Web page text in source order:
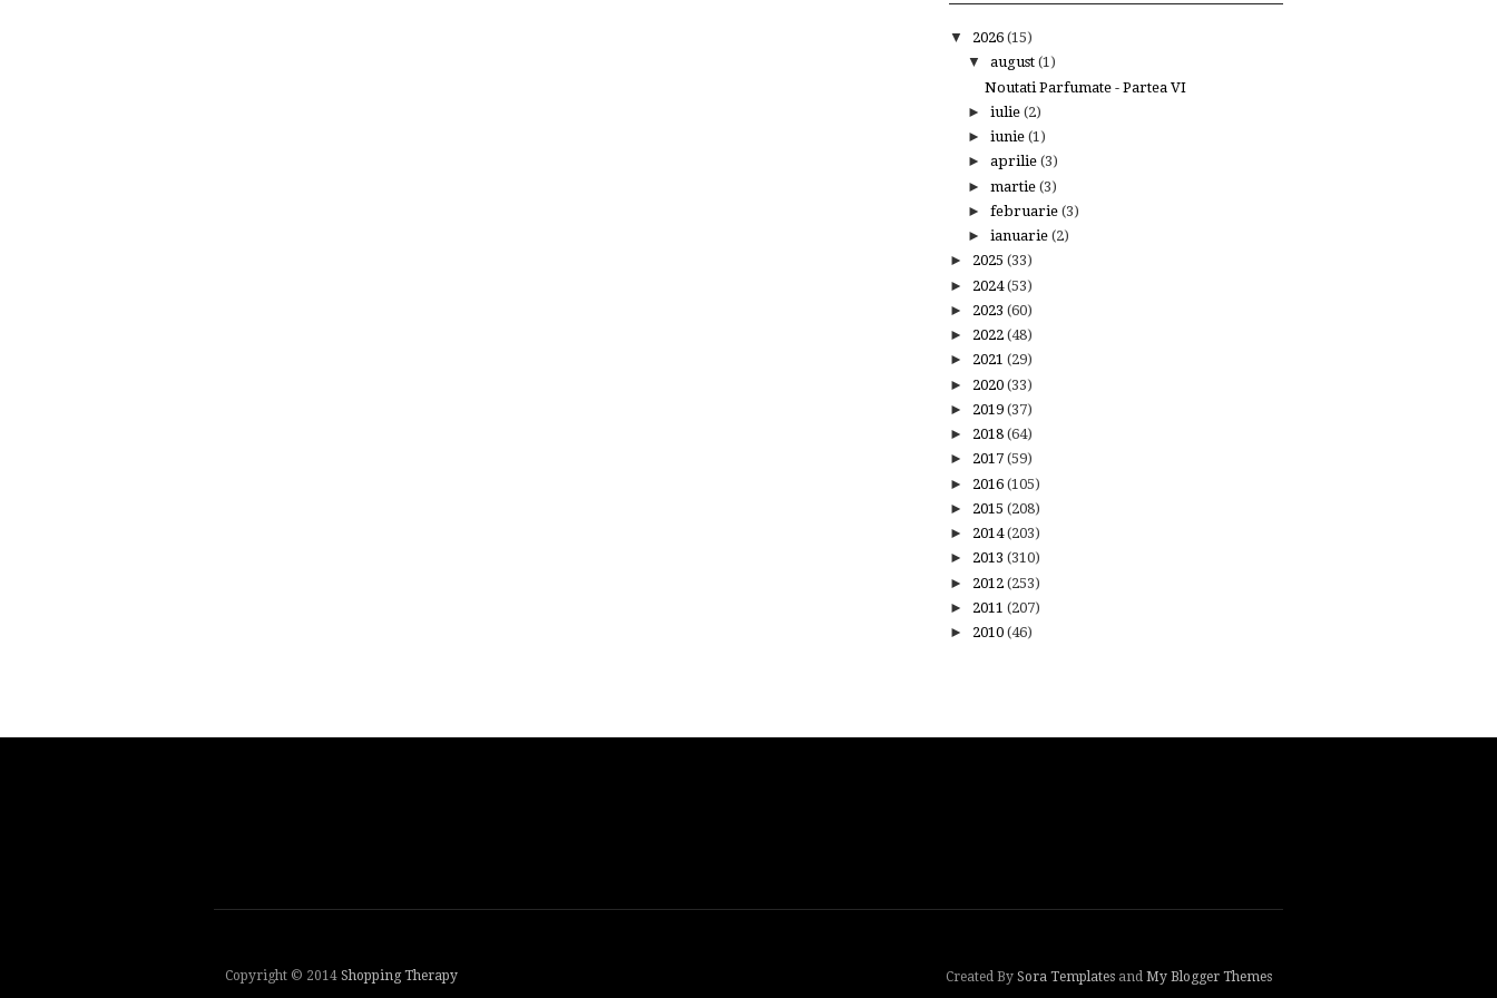
▼ 2026 (15)
▼ august (1)
Noutati Parfumate - Partea VI
► iulie (2)
► iunie (1)
► aprilie (3)
► martie (3)
► februarie (3)
► ianuarie (2)
► 2025 (33)
► 2024(53)
► 2023 (60)
► 2022 (48)
► 2021 (29)
► 2020 (33)
► 2019 (37)
► 2018 (64)
► 2017 (59)
► 2016 (105)
► 2015 (208)
► 2014(203)
► 2013 (310)
► 2012 (253)
► 2011 (207)
► 2010 (46)
Copyright © 2014 Shopping Therapy Created By Sora Templates and My Blogger Themes